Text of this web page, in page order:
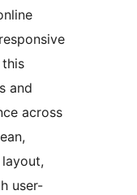
and
across
user-